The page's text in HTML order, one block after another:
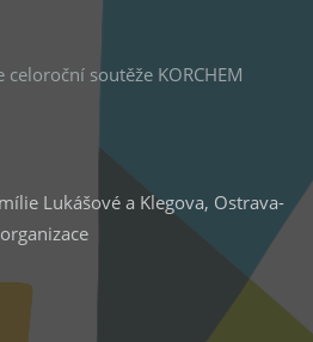
soutěže KORCHEM
Lukášové a Klegova, Ostrava-